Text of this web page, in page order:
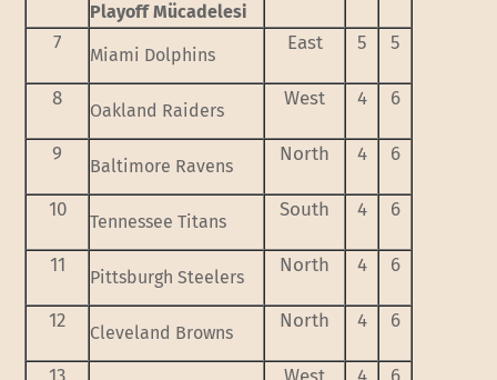
Playoff Mücadelesi
7
Miami Dolphins
East 5 5
8
Oakland Raiders
West 4 6
9
Baltimore Ravens
North 4 6
10
Tennessee Titans
South 4 6
11
Pittsburgh Steelers
North 4 6
12
Cleveland Browns
North 4 6